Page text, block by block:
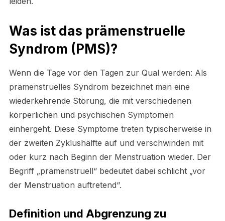
Was ist das prämenstruelle
Syndrom (PMS)?
Wenn die Tage vor den Tagen zur Qual werden: Als
prämenstruelles Syndrom bezeichnet man eine
wiederkehrende Störung, die mit verschiedenen
körperlichen und psychischen Symptomen
einhergeht. Diese Symptome treten typischerweise in
der zweiten Zyklushälfte auf und verschwinden mit
oder kurz nach Beginn der Menstruation wieder. Der
Begriff „prämenstruell“ bedeutet dabei schlicht „vor
der Menstruation auftretend“.
Definition und Abgrenzung zu